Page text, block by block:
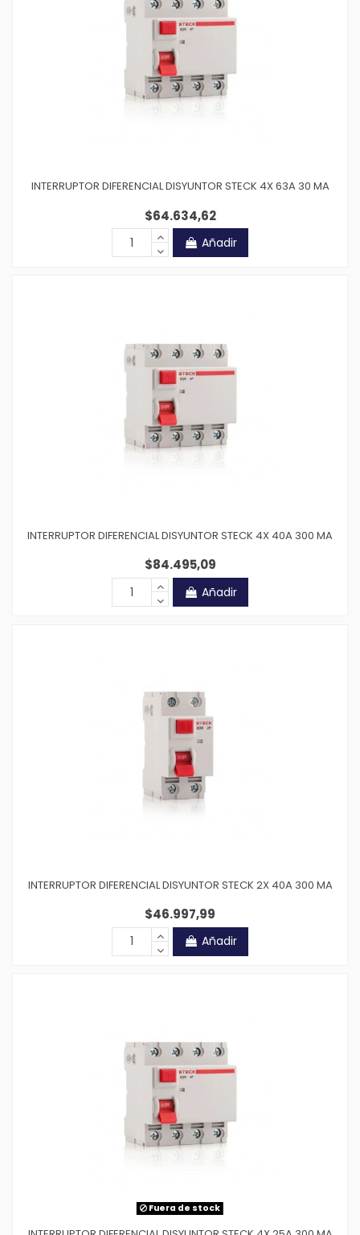
INTERRUPTOR DIFERENCIAL DISYUNTOR STECK 4X 63A 30 MA
$64.634,62
Añadir
INTERRUPTOR DIFERENCIAL DISYUNTOR STECK 4X 40A 300 MA
$84.495,09
Añadir
INTERRUPTOR DIFERENCIAL DISYUNTOR STECK 2X 40A 300 MA
$46.997,99
Añadir
Fuera de stock